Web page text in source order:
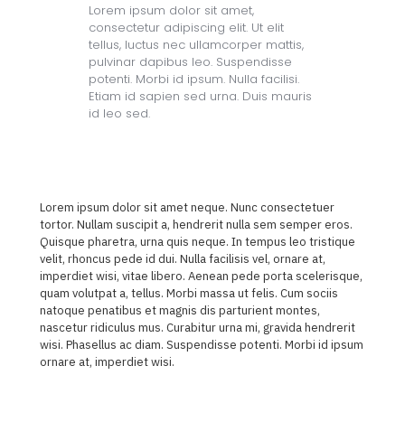
Lorem ipsum dolor sit amet,
consectetur adipiscing elit. Ut elit
tellus, luctus nec ullamcorper mattis,
pulvinar dapibus leo. Suspendisse
potenti. Morbi id ipsum. Nulla facilisi.
Etiam id sapien sed urna. Duis mauris
id leo sed.
Lorem ipsum dolor sit amet neque. Nunc consectetuer
tortor. Nullam suscipit a, hendrerit nulla sem semper eros.
Quisque pharetra, urna quis neque. In tempus leo tristique
velit, rhoncus pede id dui. Nulla facilisis vel, ornare at,
imperdiet wisi, vitae libero. Aenean pede porta scelerisque,
quam volutpat a, tellus. Morbi massa ut felis. Cum sociis
natoque penatibus et magnis dis parturient montes,
nascetur ridiculus mus. Curabitur urna mi, gravida hendrerit
wisi. Phasellus ac diam. Suspendisse potenti. Morbi id ipsum
ornare at, imperdiet wisi.